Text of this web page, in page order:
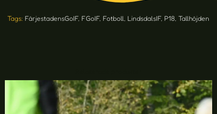
Tags: FärjestadensGoIF, FGoIF, Fotboll, LindsdalsIF, P18, Tallhöjden